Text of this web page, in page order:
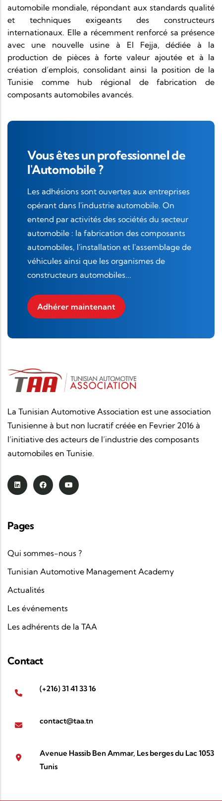
automobile mondiale, répondant aux standards qualité
et techniques exigeants des constructeurs
internationaux. Elle a récemment renforcé sa présence
avec une nouvelle usine à El Fejja, dédiée à la
production de pièces à forte valeur ajoutée et à la
création d’emplois, consolidant ainsi la position de la
Tunisie comme hub régional de fabrication de
composants automobiles avancés.
Vous êtes un professionnel de
l'Automobile ?
Les adhésions sont ouvertes aux entreprises
opérant dans l'industrie automobile. On
entend par activités des sociétés du secteur
automobile : la fabrication des composants
automobiles, l'installation et l'assemblage de
véhicules ainsi que les organismes de
constructeurs automobiles...
Adhérer maintenant
La Tunisian Automotive Association est une association
Tunisienne à but non lucratif créée en Fevrier 2016 à
l’initiative des acteurs de l’industrie des composants
automobiles en Tunisie.
Pages
Qui sommes-nous ?
Tunisian Automotive Management Academy
Actualités
Les événements
Les adhérents de la TAA
Contact
(+216) 31 41 33 16
contact@taa.tn
Avenue Hassib Ben Ammar, Les berges du Lac 1053
Tunis